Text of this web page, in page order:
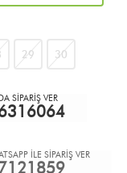
29 30
SİPARİŞ VER
İLE SİPARİŞ VER